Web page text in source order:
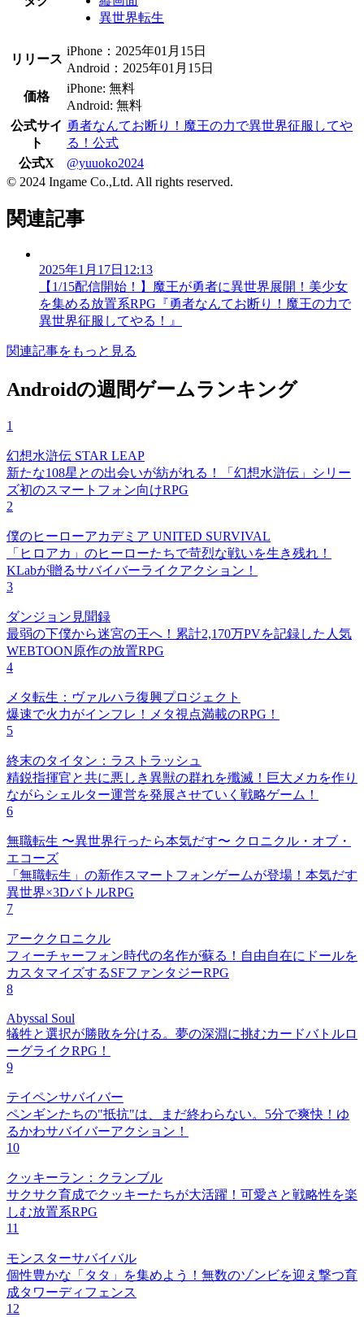
異世界転生
リリース
iPhone：2025年01月15日
Android：2025年01月15日
価格
iPhone: 無料
Android: 無料
公式サイ
ト
勇者なんてお断り！魔王の力で異世界征服してや
る！公式
公式X
@yuuoko2024
© 2024 Ingame Co.,Ltd. All rights reserved.
関連記事
2025年1月17日12:13
【1/15配信開始！】魔王が勇者に異世界展開！美少女
を集める放置系RPG『勇者なんてお断り！魔王の力で
異世界征服してやる！』
関連記事をもっと見る
Androidの週間ゲームランキング
1
幻想水滸伝 STAR LEAP
新たな108星との出会いが紡がれる！「幻想水滸伝」シリー
ズ初のスマートフォン向けRPG
2
僕のヒーローアカデミア UNITED SURVIVAL
「ヒロアカ」のヒーローたちで苛烈な戦いを生き残れ！
KLabが贈るサバイバーライクアクション！
3
ダンジョン見聞録
最弱の下僕から迷宮の王へ！累計2,170万PVを記録した人気
WEBTOON原作の放置RPG
4
メタ転生：ヴァルハラ復興プロジェクト
爆速で火力がインフレ！メタ視点満載のRPG！
5
終末のタイタン：ラストラッシュ
精鋭指揮官と共に悪しき異獣の群れを殲滅！巨大メカを作り
ながらシェルター運営を発展させていく戦略ゲーム！
6
無職転生 〜異世界行ったら本気だす〜 クロニクル・オブ・
エコーズ
「無職転生」の新作スマートフォンゲームが登場！本気だす
異世界×3DバトルRPG
7
アーククロニクル
フィーチャーフォン時代の名作が蘇る！自由自在にドールを
カスタマイズするSFファンタジーRPG
8
Abyssal Soul
犠牲と選択が勝敗を分ける。夢の深淵に挑むカードバトルロ
ーグライクRPG！
9
テイペンサバイバー
ペンギンたちの"抵抗"は、まだ終わらない。5分で爽快！ゆ
るかわサバイバーアクション！
10
クッキーラン：クランブル
サクサク育成でクッキーたちが大活躍！可愛さと戦略性を楽
しむ放置系RPG
11
モンスターサバイバル
個性豊かな「タタ」を集めよう！無数のゾンビを迎え撃つ育
成タワーディフェンス
12